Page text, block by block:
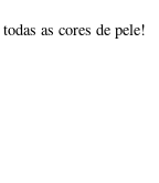
as cores de pele!